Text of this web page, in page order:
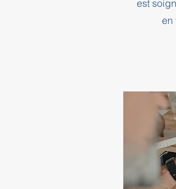
est
en